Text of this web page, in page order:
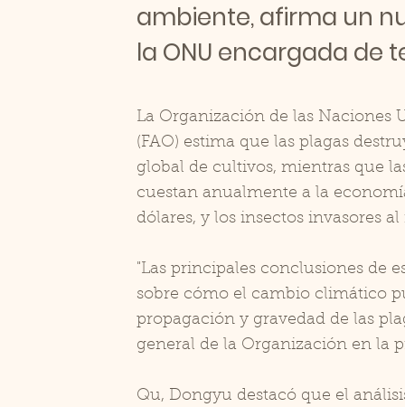
ambiente, afirma un
la ONU encargada de
La Organización de las
(FAO) estima que las plagas
global de cultivos, mientras que
cuestan anualmente a la
dólares, y los insectos invasores
"Las principales conclusiones de
sobre cómo el cambio climático
propagación y gravedad de las
general de la Organización en la
Qu, Dongyu destacó que el